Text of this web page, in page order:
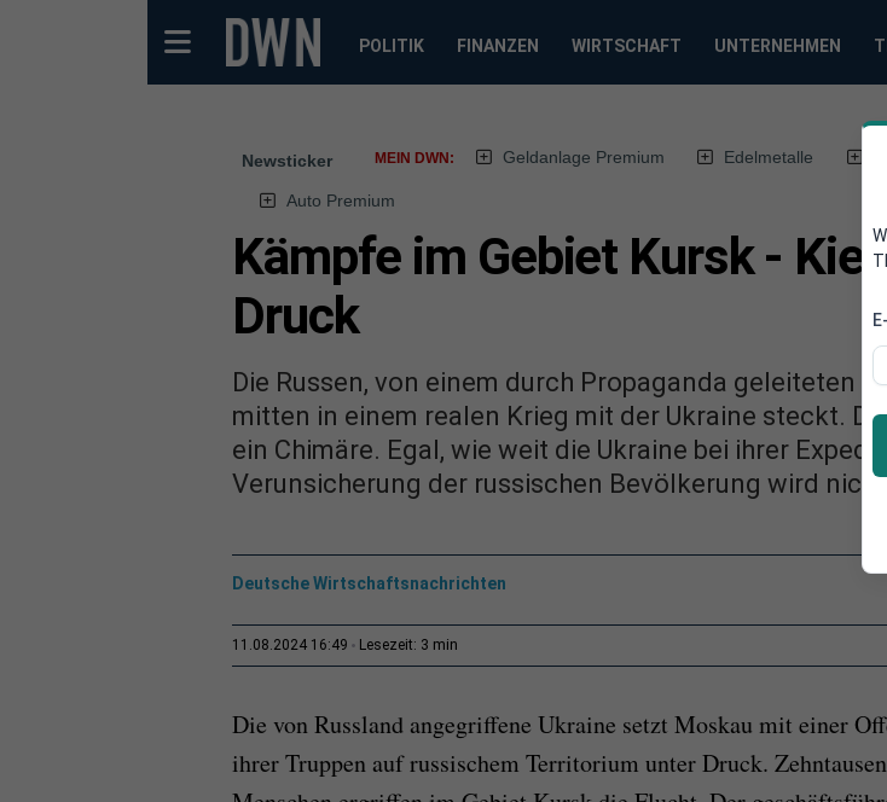
POLITIK FINANZEN WIRTSCHAFT UNTERNEHMEN
Newsticker MEIN DWN: Geldanlage Premium Edelmetalle
Auto Premium
Kämpfe im Gebiet Kursk -
Druck
Die Russen, von einem durch Propaganda geleiteten
mitten in einem realen Krieg mit der Ukraine steckt.
ein Chimäre. Egal, wie weit die Ukraine bei ihrer
Verunsicherung der russischen Bevölkerung wird
Deutsche Wirtschaftsnachrichten
11.08.2024 16:49 Lesezeit: 3 min
Die von Russland angegriffene Ukraine setzt Moskau mit einer
ihrer Truppen auf russischem Territorium unter Druck.